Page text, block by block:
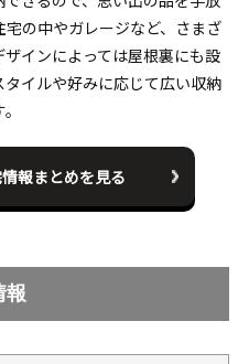
の中やガレージなど、さまざ
インによっては屋根裏にも設
イルや好みに応じて広い収納
報まとめを見る
報